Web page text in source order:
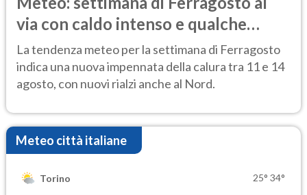
via con caldo intenso e qualche
temporale
La tendenza meteo per la settimana di Ferragosto
indica una nuova impennata della calura tra 11 e 14
agosto, con nuovi rialzi anche al Nord.
Meteo città italiane
Torino 25° 34°